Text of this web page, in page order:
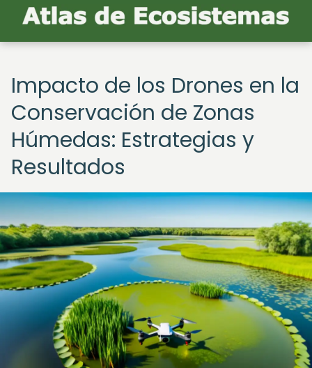
Impacto de los Drones en la
Conservación de Zonas
Húmedas: Estrategias y
Resultados